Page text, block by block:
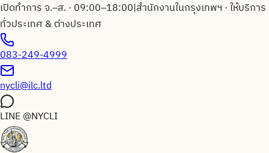
เปิดทำการ จ.–ส. · 09:00–18:00|สำนักงานในกรุงเทพฯ · ให้บริการ
ทั่วประเทศ & ต่างประเทศ
083-249-4999
nycli@ilc.ltd
LINE@NYCLI